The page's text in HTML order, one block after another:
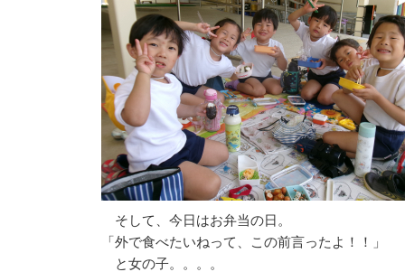
そして、今日はお弁当の日。
「外で食べたいねって、この前言ったよ！！」
と女の子。。。。